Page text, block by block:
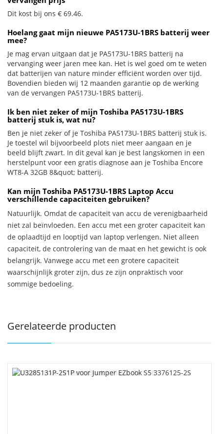
Dit kost bij ons € 69.46.
Hoelang gaat mijn nieuwe PA5173U-1BRS batterij weer
mee?
Je mag ervan uitgaan dat je PA5173U-1BRS batterij na
vervanging weer jaren mee kan. Het is wel goed om te weten
dat batterijen van nature minder efficiënt worden over tijd.
Bovendien bieden wij 12 maanden garantie op de werking
van de vervangen PA5173U-1BRS batterij.
Ik ben niet zeker of mijn Toshiba PA5173U-1BRS
batterij stuk is, wat nu?
Ben je niet zeker of je Toshiba PA5173U-1BRS batterij stuk is.
Je toestel wil bijvoorbeeld plots niet meer aangaan en je
beeld blijft zwart. In dit geval kan je best langskomen in een
herstelpunt voor een gratis diagnose aan je Toshiba Encore
WT8-A 32GB 8&quot; batterij.
Kan mijn Toshiba PA5173U-1BRS Laptop Accu
verschillende capaciteiten gebruiken?
Natuurlijk. Omdat de capaciteit van accu de verenigbaarheid
niet zal beïnvloeden. Een accu met een groter capaciteit kan
de oplaadtijd en looptijd van laptop verlengen. Niet alleen
capaciteit, de controlering van de maat en het gewicht is ook
belangrijk. Vanwege accu met een grotere capaciteit
waarschijnlijk groter zijn, dus ze zijn onpraktisch voor
sommige bedoeling.
Gerelateerde producten